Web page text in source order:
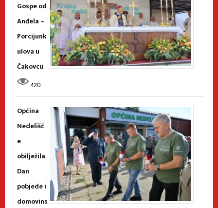
Gospe od
Anđela –
Porcijunk
ulova u
Čakovcu
420
Općina
Nedelišć
e
obilježila
Dan
pobjede i
domovins